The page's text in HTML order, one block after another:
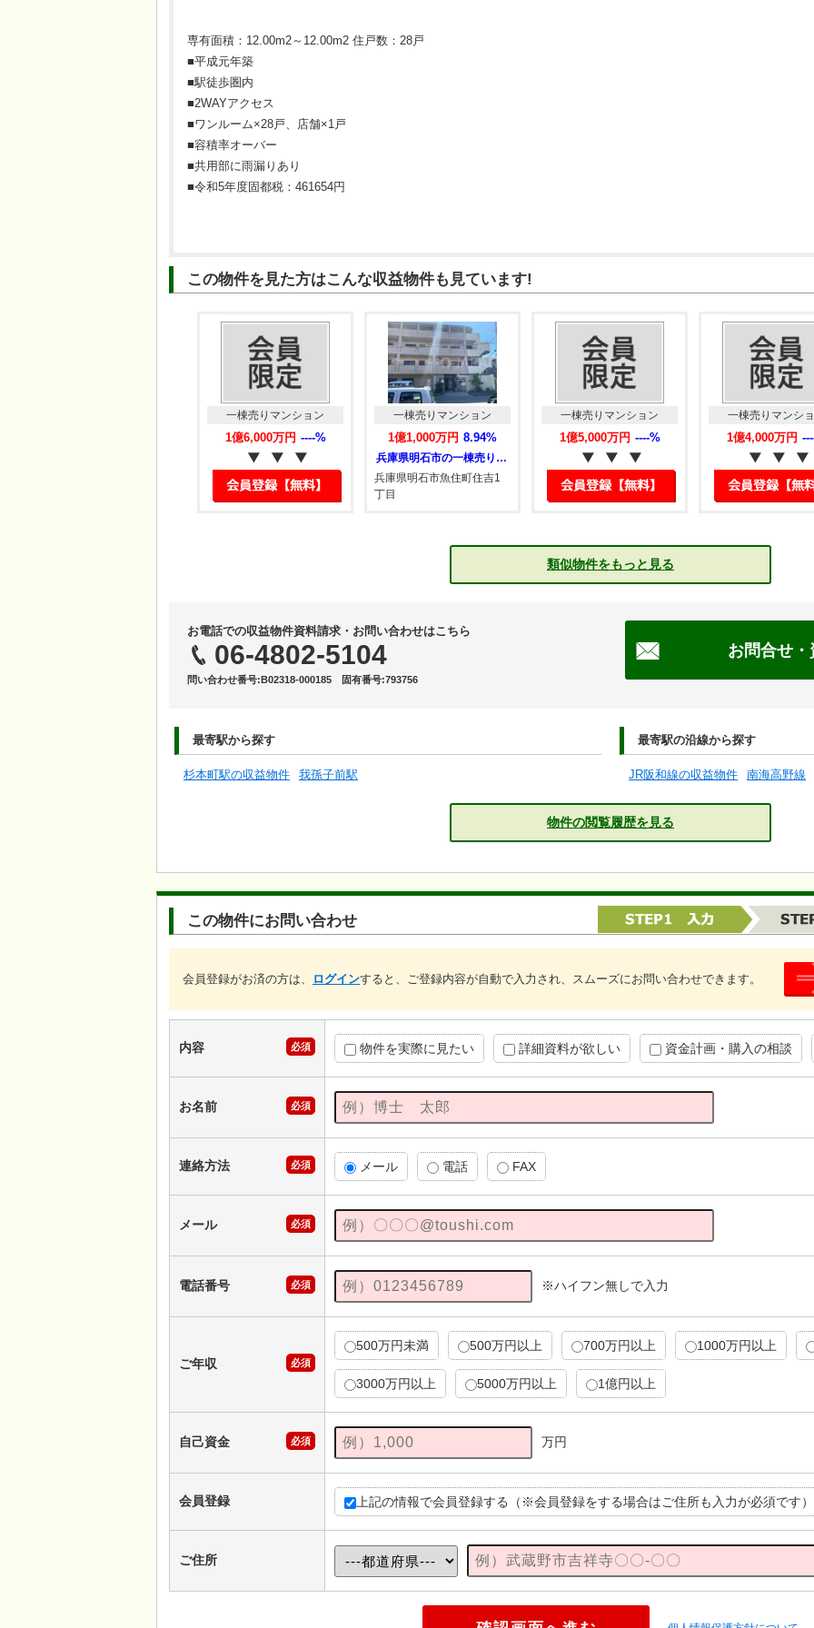
専有面積：12.00m2～12.00m2 住戸数：28戸
■平成元年築
■駅徒歩圏内
■2WAYアクセス
■ワンルーム×28戸、店舗×1戸
■容積率オーバー
■共用部に雨漏りあり
■令和5年度固都税：461654円
この物件を見た方はこんな収益物件も見ています!
一棟売りマンション
1億6,000万円 ----%
兵庫県明石市の一棟売りマンション
一棟売りマンション
1億1,000万円 8.94%
兵庫県明石市魚住町住吉1
丁目
一棟売りマンション
1億5,000万円 ----%
一棟売りマンシ
1億4,000万円
類似物件をもっと見る
お電話での収益物件資料請求・お問い合わせはこちら
06-4802-5104
問い合わせ番号:B02318-000185 固有番号:793756
お問合せ
最寄駅から探す
杉本町駅の収益物件 我孫子前駅
最寄駅の沿線から探す
JR阪和線の収益物件 南海高野線
物件の閲覧履歴を見る
この物件にお問い合わせ
会員登録がお済の方は、 ログインすると、ご登録内容が自動で入力され、スムーズにお問い合わせできます。
内容 必須 物件を実際に見たい 詳細資料が欲しい 資金計画・購入の相談
お名前 必須
連絡方法 必須 メール 電話 FAX
メール 必須
電話番号 必須 ※ハイフン無しで入力
ご年収 必須
500万円未満 500万円以上 700万円以上 1000万円以上
3000万円以上 5000万円以上 1億円以上
自己資金 必須 万円
会員登録 上記の情報で会員登録する（※会員登録をする場合はご住所も入力が必須です）
ご住所